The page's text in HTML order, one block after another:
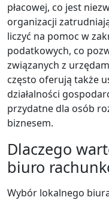
płacowej, co jest
organizacji
liczyć na pomoc w
podatkowych, co
związanych z
często oferują także
działalności
przydatne dla osób
biznesem.
Dlaczego
biuro
Wybór lokalnego